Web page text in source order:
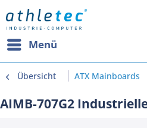
Menü
Übersicht ATX Mainboards
AIMB-707G2